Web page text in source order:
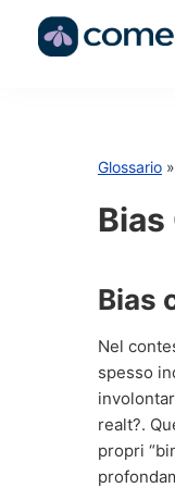
Glossario
Bias
Nel
spesso
realt?.
propri